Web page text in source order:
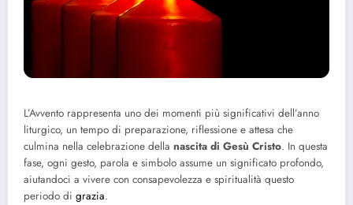
L’Avvento rappresenta uno dei momenti più significativi dell’anno
liturgico, un tempo di preparazione, riflessione e attesa che
culmina nella celebrazione della nascita di Gesù Cristo. In questa
fase, ogni gesto, parola e simbolo assume un significato profondo,
aiutandoci a vivere con consapevolezza e spiritualità questo
periodo di grazia.